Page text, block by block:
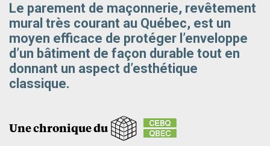
Le parement de maçonnerie, revêtement
mural très courant au Québec, est un
moyen efficace de protéger l’enveloppe
d’un bâtiment de façon durable tout en
donnant un aspect d’esthétique
classique.
Une chronique du